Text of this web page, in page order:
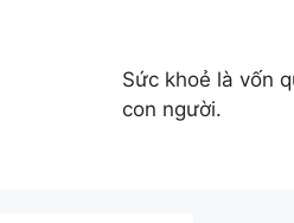
Sức khoẻ là vốn
con người.